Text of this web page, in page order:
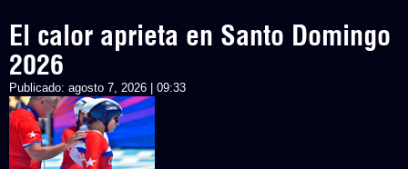
El calor aprieta en Santo Domingo
2026
Publicado: agosto 7, 2026 | 09:33